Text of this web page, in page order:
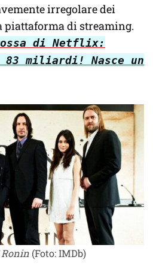
irregolare dei
di streaming.
di Netflix:
83 miliardi! Nasce un
Ronin (Foto: IMDb)